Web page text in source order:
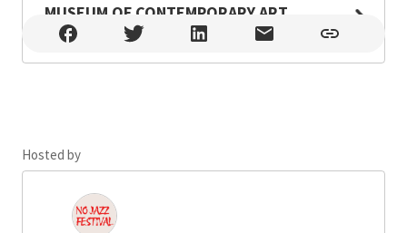
MUSEUM OF CONTEMPORARY ART
MUSEUM OF CONTEMPORARY ART , Zagreb
Hosted by